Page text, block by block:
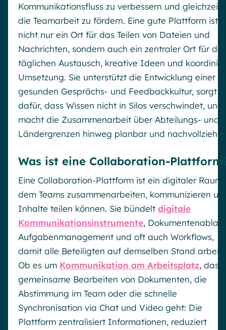
Kommunikationsfluss zu verbessern und
die Teamarbeit zu fördern. Eine gute Plattform ist
nicht nur ein Ort für das Teilen von Dateien und
Nachrichten, sondern auch ein zentraler Ort für
täglichen Austausch, kreative Ideen und
Umsetzung. Sie unterstützt die Entwicklung einer
gesunden Gesprächs- und Feedbackkultur, sorgt
dafür, dass Wissen nicht in Silos verschwindet, und
macht die Zusammenarbeit über Abteilungs- und
Ländergrenzen hinweg planbar und
Was ist eine Collaboration-
Eine Collaboration-Plattform ist ein digitaler
dem Teams zusammenarbeiten, kommunizieren
Inhalte teilen können. Sie bündelt digitale
Kommunikationsinstrumente,
Aufgabenmanagement und oft auch Workflows,
damit alle Beteiligten auf demselben Stand
Ob es um Kommunikation am Arbeitsplatz, das
gemeinsame Bearbeiten von Dokumenten, die
Abstimmung im Team oder die schnelle
Synchronisation via Chat und Video geht: Die
Plattform zentralisiert Informationen, reduziert